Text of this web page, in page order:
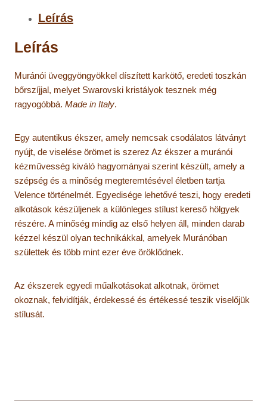
Leírás
Leírás
Muránói üveggyöngyökkel díszített karkötő, eredeti toszkán
bőrszíjjal, melyet Swarovski kristályok tesznek még
ragyogóbbá. Made in Italy.
Egy autentikus ékszer, amely nemcsak csodálatos látványt
nyújt, de viselése örömet is szerez Az ékszer a muránói
kézművesség kiváló hagyományai szerint készült, amely a
szépség és a minőség megteremtésével életben tartja
Velence történelmét. Egyedisége lehetővé teszi, hogy eredeti
alkotások készüljenek a különleges stílust kereső hölgyek
részére. A minőség mindig az első helyen áll, minden darab
kézzel készül olyan technikákkal, amelyek Muránóban
születtek és több mint ezer éve öröklődnek.
Az ékszerek egyedi műalkotásokat alkotnak, örömet
okoznak, felvidítják, érdekessé és értékessé teszik viselőjük
stílusát.